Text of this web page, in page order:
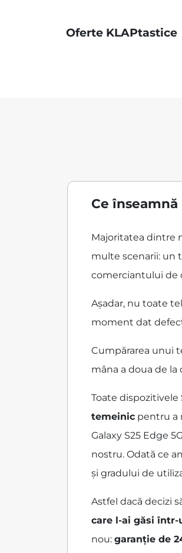
Oferte KLAPtastice
Ce
Majoritatea dintre
multe scenarii: un
comerciantului de
Așadar, nu toate
moment dat
Cumpărarea unui
mâna a doua de
Toate dispozitivele
temeinic pentru a
Galaxy S25 Edge
nostru. Odată ce
și gradului de
Astfel dacă decizi
care l-ai găsi într-
nou: garanție de